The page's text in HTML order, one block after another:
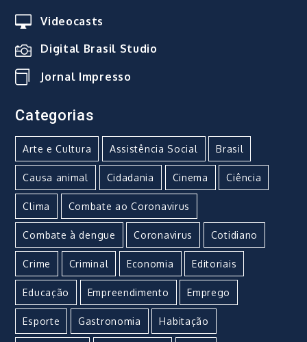
Videocasts
Digital Brasil Studio
Jornal Impresso
Categorias
Arte e Cultura Assistência Social Brasil
Causa animal Cidadania Cinema Ciência
Clima Combate ao Coronavirus
Combate à dengue Coronavirus Cotidiano
Crime Criminal Economia Editoriais
Educação Empreendimento Emprego
Esporte Gastronomia Habitação